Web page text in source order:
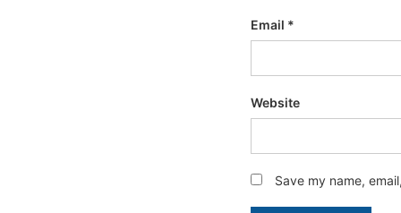
Email *
Website
Save my name,